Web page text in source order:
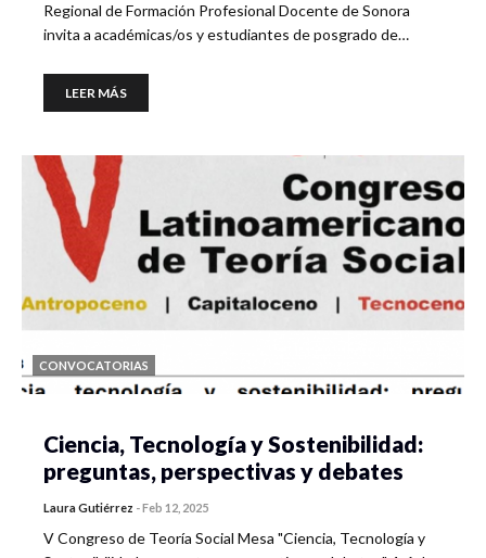
Regional de Formación Profesional Docente de Sonora
invita a académicas/os y estudiantes de posgrado de…
LEER MÁS
CONVOCATORIAS
Ciencia, Tecnología y Sostenibilidad:
preguntas, perspectivas y debates
Laura Gutiérrez -Feb 12, 2025
V Congreso de Teoría Social Mesa "Ciencia, Tecnología y